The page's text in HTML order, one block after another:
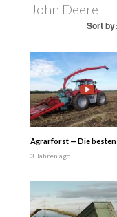
John Deere
Sort by:
Agrarforst — Die besten
3 Jahren ago